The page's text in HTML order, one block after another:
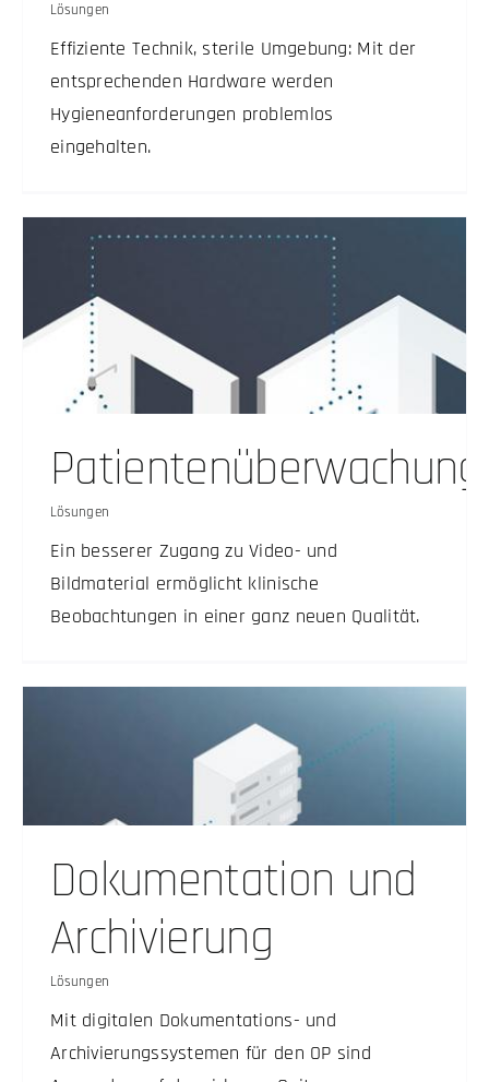
Lösungen
Effiziente Technik, sterile Umgebung: Mit der
entsprechenden Hardware werden
Hygieneanforderungen problemlos
eingehalten.
Patientenüberwachung
Lösungen
Ein besserer Zugang zu Video- und
Bildmaterial ermöglicht klinische
Beobachtungen in einer ganz neuen Qualität.
Dokumentation und
Archivierung
Lösungen
Mit digitalen Dokumentations- und
Archivierungssystemen für den OP sind